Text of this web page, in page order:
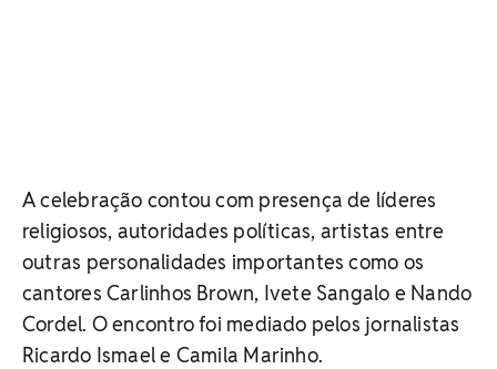
A celebração contou com presença de líderes
religiosos, autoridades políticas, artistas entre
outras personalidades importantes como os
cantores Carlinhos Brown, Ivete Sangalo e Nando
Cordel. O encontro foi mediado pelos jornalistas
Ricardo Ismael e Camila Marinho.